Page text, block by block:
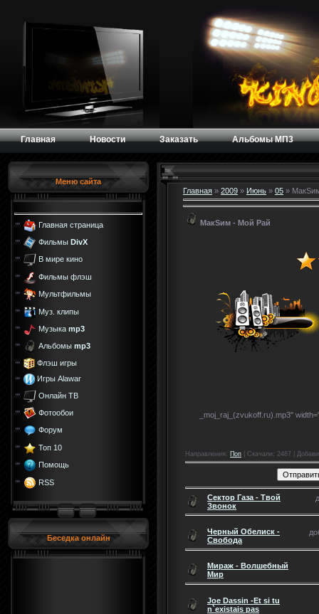
Главная Новости Заказать Альбомы МП3
Меню сайта
Главная страница
Фильмы DivX
В мире кино
Фильмы флэш
Мультфильмы
Муз. клипы
Музыка mp3
Альбомы mp3
Флэш игры
Игры Alawar
Онлайн ТВ
Фотообои
Форум
Топ 10
Помощь
RSS
Беседка онлайн
Главная » 2009 » Июнь » 05 »
МакSим - Мой Рай
_moj_raj_(zvukoff.ru).mp3"
Направления : Поп Скачали: 2487 |
Сектор Газа - Твой
Звонок
Черный Обелиск -
Свобода
Мираж - Волшебный
Мир
Joe Dassin -Et si tu
n`existais pas